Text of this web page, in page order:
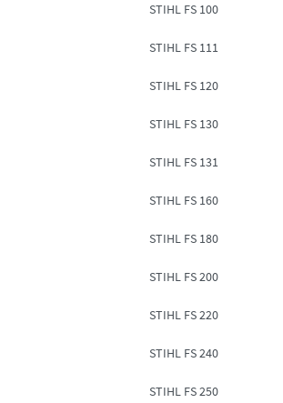
STIHL FS 100
STIHL FS 111
STIHL FS 120
STIHL FS 130
STIHL FS 131
STIHL FS 160
STIHL FS 180
STIHL FS 200
STIHL FS 220
STIHL FS 240
STIHL FS 250